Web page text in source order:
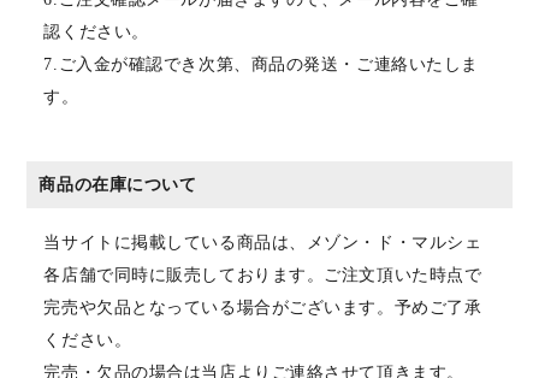
認ください。
7.ご入金が確認でき次第、商品の発送・ご連絡いたしま
す。
商品の在庫について
当サイトに掲載している商品は、メゾン・ド・マルシェ
各店舗で同時に販売しております。ご注文頂いた時点で
完売や欠品となっている場合がございます。予めご了承
ください。
完売・欠品の場合は当店よりご連絡させて頂きます。